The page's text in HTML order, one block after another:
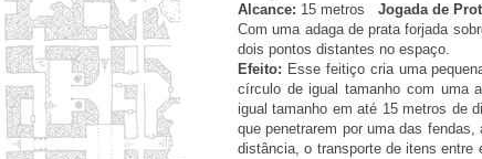
Alcance: 15 metros Jogada de
Com uma adaga de prata forjada
dois pontos distantes no espaço.
Efeito: Esse feitiço cria uma
círculo de igual tamanho com uma
igual tamanho em até 15 metros de
que penetrarem por uma das
distância, o transporte de itens